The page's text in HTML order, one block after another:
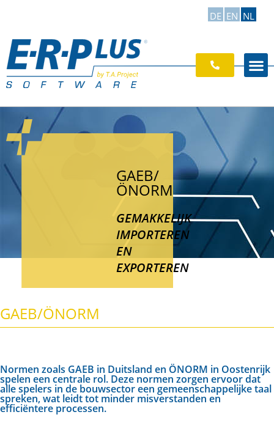
DE EN NL
GAEB/
ÖNORM
GEMAKKELIJK
IMPORTEREN
EN
EXPORTEREN
GAEB/ÖNORM
Normen zoals GAEB in Duitsland en ÖNORM in Oostenrijk
spelen een centrale rol. Deze normen zorgen ervoor dat
alle spelers in de bouwsector een gemeenschappelijke taal
spreken, wat leidt tot minder misverstanden en
efficiëntere processen.